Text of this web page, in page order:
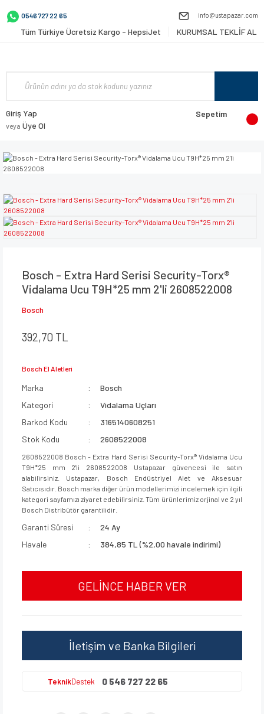
0546 727 22 65 info@ustapazar.com
Tüm Türkiye Ücretsiz Kargo - HepsiJet KURUMSAL TEKLİF AL
Giriş Yap
veya Üye Ol
Sepetim
Bosch - Extra Hard Serisi Security-Torx®
Vidalama Ucu T9H*25 mm 2'li 2608522008
Bosch
392,70 TL
Bosch El Aletleri
Marka
Bosch
Kategori
Vidalama Uçları
Barkod Kodu
3165140608251
Stok Kodu
2608522008
2608522008 Bosch - Extra Hard Serisi Security-Torx® Vidalama Ucu
T9H*25 mm 2'li 2608522008 Ustapazar güvencesi ile satın
alabilirsiniz. Ustapazar, Bosch Endüstriyel Alet ve Aksesuar
Satıcısıdır. Bosch marka diğer ürün modellerimizi incelemek için ilgili
kategori sayfamızı ziyaret edebilirsiniz. Tüm ürünlerimiz orjinal ve 2 yıl
Bosch Distribütör garantilidir.
Garanti Süresi
24 Ay
Havale
384,85 TL (%2,00 havale indirimi)
GELİNCE HABER VER
İletişim ve Banka Bilgileri
TeknikDestek 0 546 727 22 65